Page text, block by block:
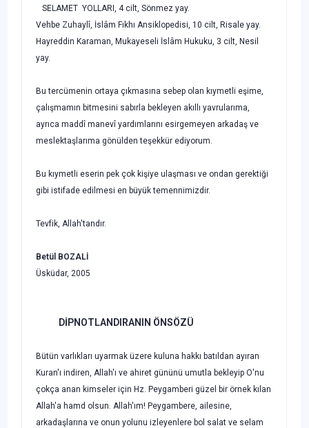
SELAMET YOLLARI, 4 cilt, Sönmez yay.
Vehbe Zuhaylî, İslâm Fıkhı Ansiklopedisi, 10 cilt, Risale yay.
Hayreddin Karaman, Mukayeseli İslâm Hukuku, 3 cilt, Nesil
yay.
Bu tercümenin ortaya çıkmasına sebep olan kıymetli eşime,
çalışmamın bitme­sini sabırla bekleyen akıllı yavrularıma,
ayrıca maddî manevî yardımlarını esirgeme­yen arkadaş ve
meslektaşlarıma gönülden teşekkür ediyorum.
Bu kıymetli eserin pek çok kişiye ulaşması ve ondan gerektiği
gibi istifade edil­mesi en büyük temennimizdir.
Tevfik, Allah'tandır.
Betül BOZALİ
Üsküdar, 2005
DİPNOTLANDIRANIN ÖNSÖZÜ
Bütün varlıkları uyarmak üzere kuluna hakkı batıldan ayıran
Kuran'ı indiren, Al­lah'ı ve ahiret gününü umutla bekleyip O'nu
çokça anan kimseler için Hz. Pey­gamberi güzel bir örnek kılan
Allah'a hamd olsun. Allah'ım! Peygambere, ailesine,
arkadaşlarına ve onun yolunu izleyenlere bol salat ve selam